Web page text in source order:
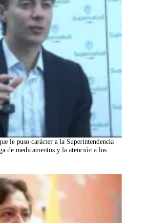
le puso carácter a la Superintendencia
de medicamentos y la atención a los